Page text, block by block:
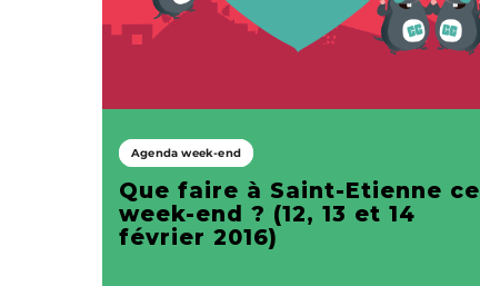
Agenda week-end
Que faire à Saint-Etienne ce
week-end ? (12, 13 et 14
février 2016)